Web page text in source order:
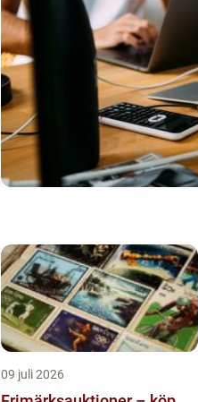
09 juli 2026